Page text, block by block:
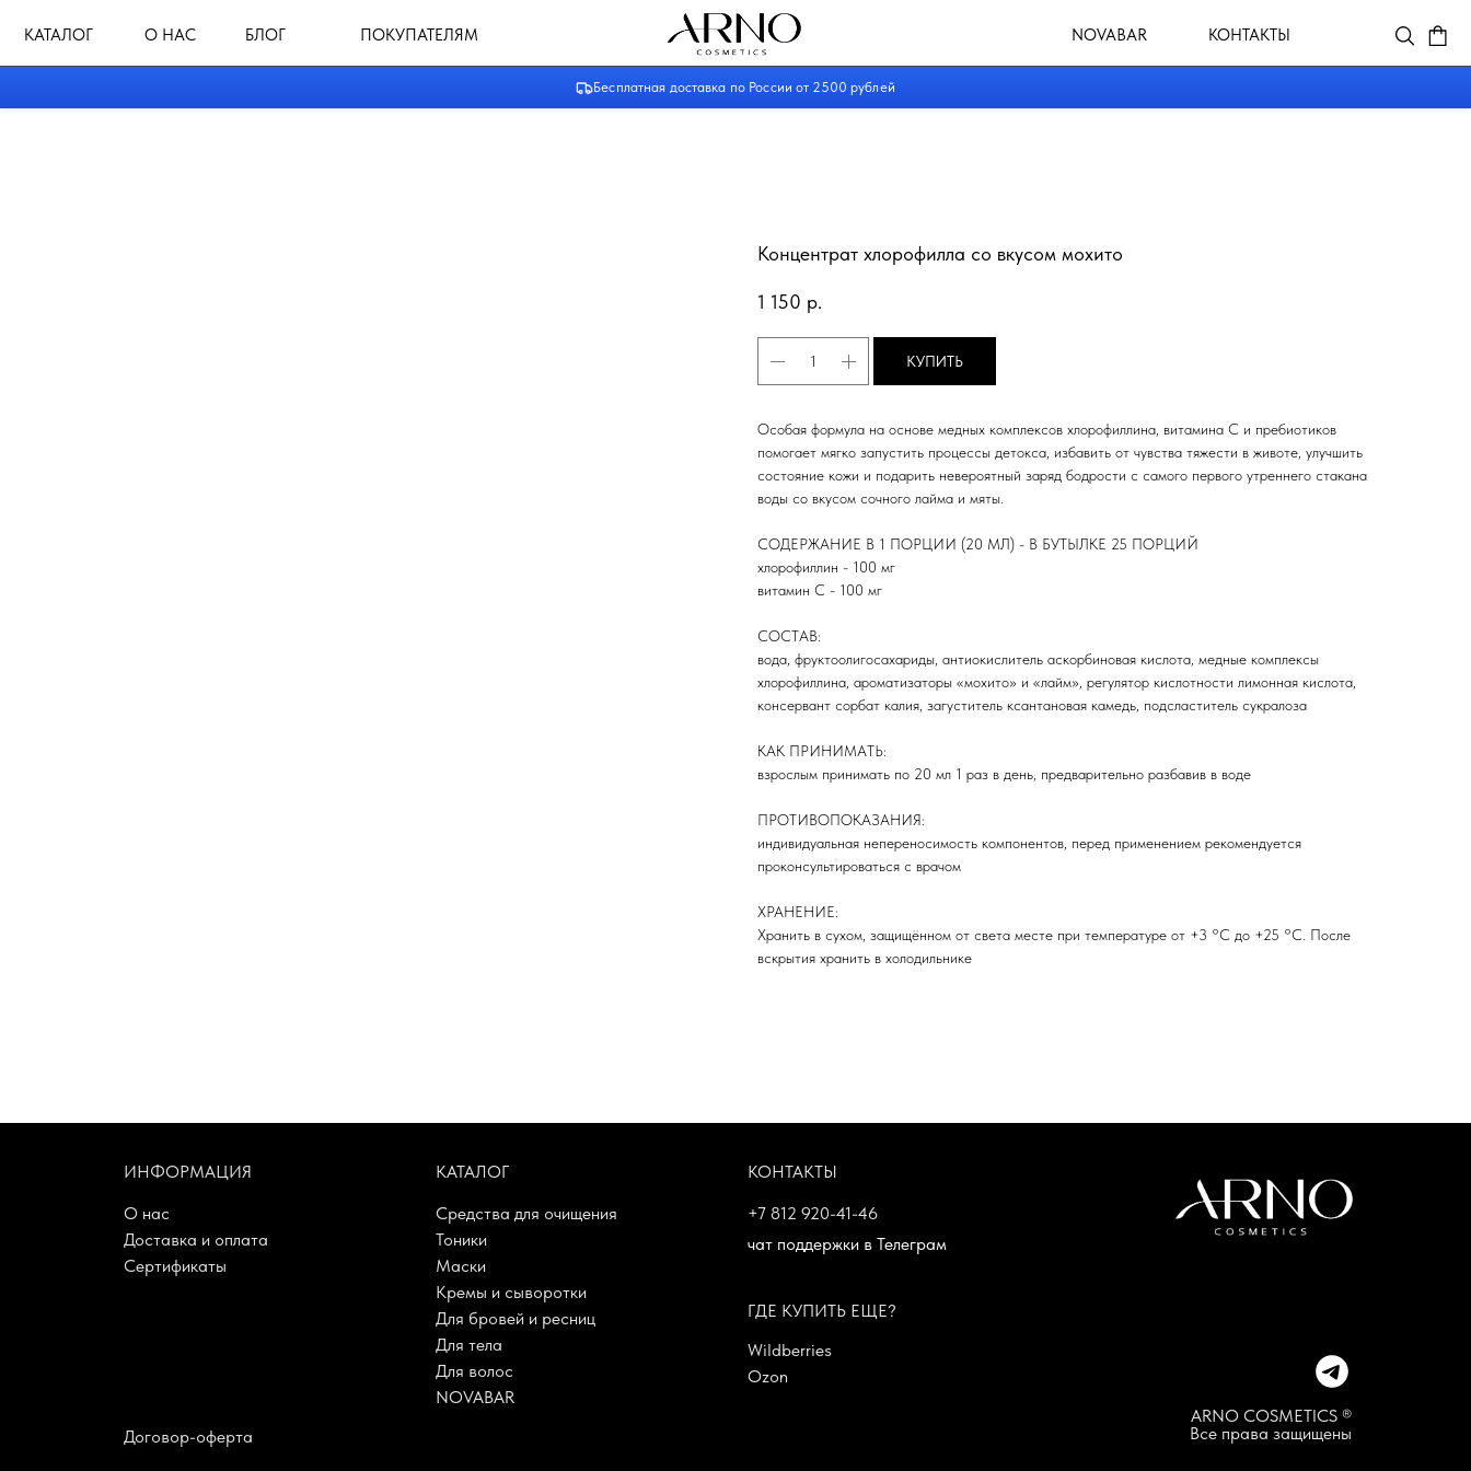
Бесплатная доставка по России от 2500 рублей
КАТАЛОГ О НАС КОНТАКТЫ
ПОКУПАТЕЛЯМ
БЛОГ
Концентрат хлорофилла со вкусом мохито
1 150 р.
КУПИТЬ
Особая формула на основе медных комплексов хлорофиллина, витамина C и пребиотиков
помогает мягко запустить процессы детокса, избавить от чувства тяжести в животе, улучшить
состояние кожи и подарить невероятный заряд бодрости с самого первого утреннего стакана
воды со вкусом сочного лайма и мяты.
СОДЕРЖАНИЕ В 1 ПОРЦИИ (20 МЛ) - В БУТЫЛКЕ 25 ПОРЦИЙ
хлорофиллин - 100 мг
витамин С - 100 мг
СОСТАВ:
вода, фруктоолигосахариды, антиокислитель аскорбиновая кислота, медные комплексы
хлорофиллина, ароматизаторы «мохито» и «лайм», регулятор кислотности лимонная кислота,
консервант сорбат калия, загуститель ксантановая камедь, подсластитель сукралоза
КАК ПРИНИМАТЬ:
взрослым принимать по 20 мл 1 раз в день, предварительно разбавив в воде
ПРОТИВОПОКАЗАНИЯ:
индивидуальная непереносимость компонентов, перед применением рекомендуется
проконсультироваться с врачом
ХРАНЕНИЕ:
Хранить в сухом, защищённом от света месте при температуре от +3 °С до +25 °С. После
вскрытия хранить в холодильнике
ИНФОРМАЦИЯ КАТАЛОГ КОНТАКТЫ
ГДЕ КУПИТЬ ЕЩЕ?
О нас Средства для очищения +7 812 920-41-46
Wildberries
Доставка и оплата Тоники
Ozon
Кремы и сыворотки
Для бровей и ресниц
Сертификаты Маски
Для тела
Для волос
NOVABAR
ARNO COSMETICS ®
Все права защищены
Договор-оферта
чат поддержки в Телеграм